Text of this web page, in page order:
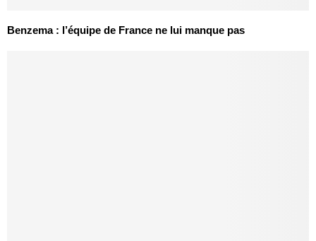
Benzema : l’équipe de France ne lui manque pas